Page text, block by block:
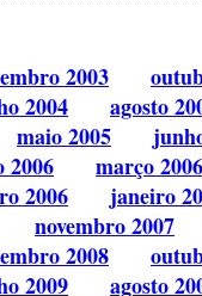
2003
2004 agosto
maio 2005
2006 março 2006
2006 janeiro
novembro 2007
2008
2009 agosto